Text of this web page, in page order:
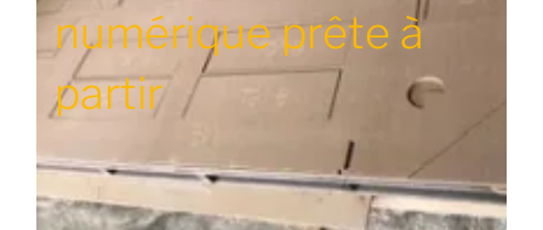
numérique prête à
partir